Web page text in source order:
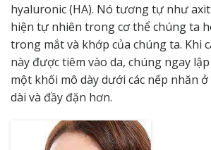
hyaluronic (HA). Nó tương tự như
hiện tự nhiên trong cơ thể chúng ta
trong mắt và khớp của chúng ta. Khi
này được tiêm vào da, chúng ngay
một khối mô dày dưới các nếp nhăn ở
dài và đầy đặn hơn.